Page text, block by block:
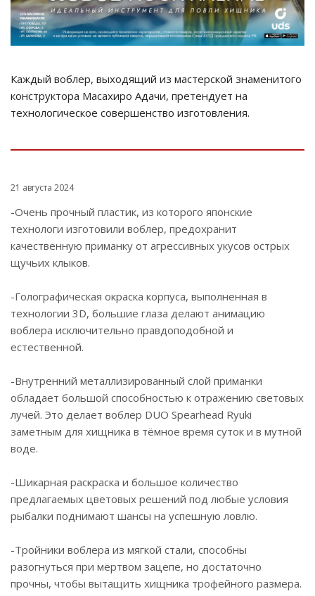
Каждый воблер, выходящий из мастерской знаменитого
конструктора Масахиро Адачи, претендует на
технологическое совершенство изготовления.
21 августа 2024
-Очень прочный пластик, из которого японские
технологи изготовили воблер, предохранит
качественную приманку от агрессивных укусов острых
щучьих клыков.
-Голографическая окраска корпуса, выполненная в
технологии 3D, большие глаза делают анимацию
воблера исключительно правдоподобной и
естественной.
-Внутренний металлизированный слой приманки
обладает большой способностью к отражению световых
лучей. Это делает воблер DUO Spearhead Ryuki
заметным для хищника в тёмное время суток и в мутной
воде.
-Шикарная раскраска и большое количество
предлагаемых цветовых решений под любые условия
рыбалки поднимают шансы на успешную ловлю.
-Тройники воблера из мягкой стали, способны
разогнуться при мёртвом зацепе, но достаточно
прочны, чтобы вытащить хищника трофейного размера.